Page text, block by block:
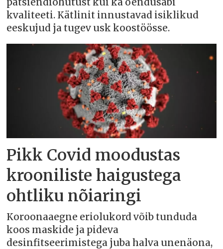
kvaliteeti. Kätlinit innustavad isiklikud
eeskujud ja tugev usk koostöösse.
Pikk Covid moodustas
krooniliste haigustega
ohtliku nõiaringi
Koroonaaegne eriolukord võib tunduda
koos maskide ja pideva
desinfitseerimistega juba halva unenäona,